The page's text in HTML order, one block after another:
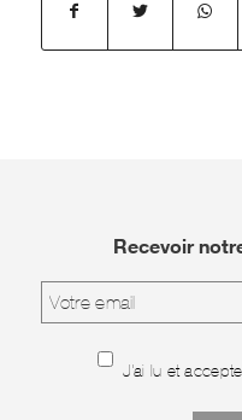
Recevoir
J'ai lu et